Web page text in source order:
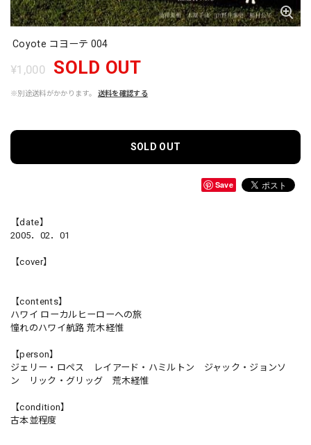
Coyote コヨーテ 004
¥1,000 SOLD OUT
※別途送料がかかります。 送料を確認する
SOLD OUT
Save
【date】
2005．02．01
【cover】
【contents】
ハワイ ローカルヒーローへの旅
憧れのハワイ航路 荒木経惟
【person】
ジェリー・ロペス レイアード・ハミルトン ジャック・ジョンソ
ン リック・グリッグ 荒木経惟
【condition】
古本並程度